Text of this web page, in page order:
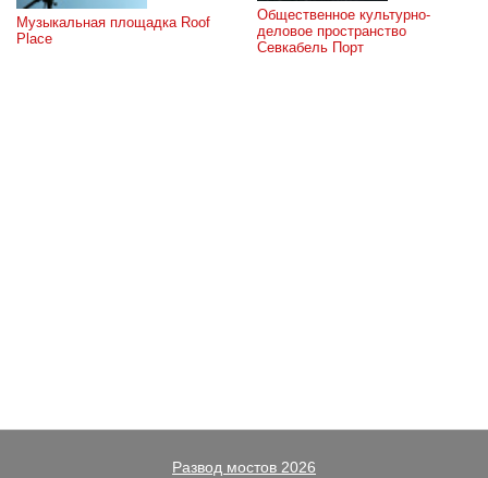
Музыкальная площадка Roof
Place
Общественное культурно-
деловое пространство
Севкабель Порт
Развод мостов 2026